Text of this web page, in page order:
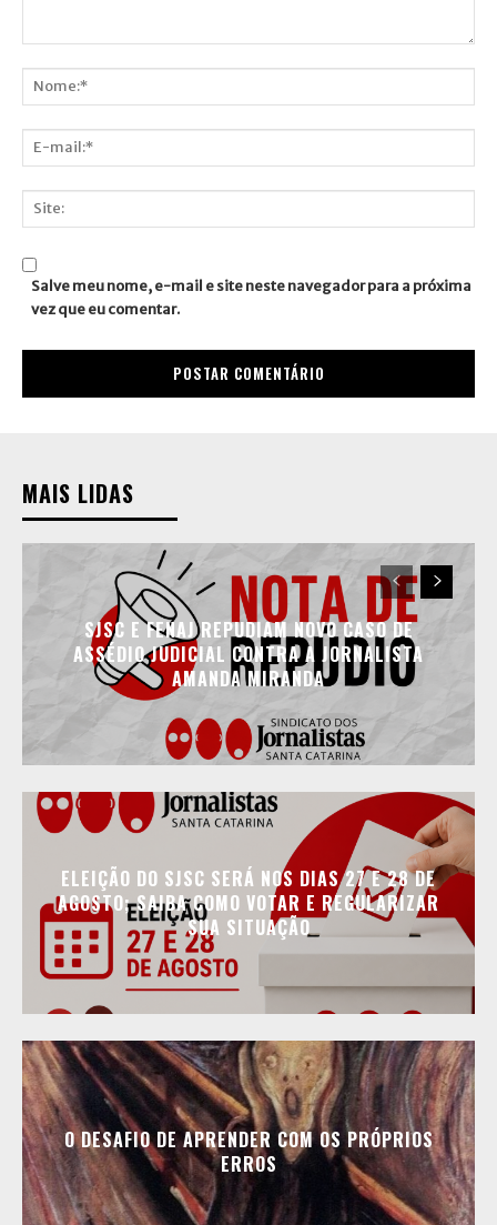
mail:*
Salve meu nome, e-mail e site neste navegador para a próxima
vez que eu comentar.
MAIS LIDAS
SJSC E FENAJ REPUDIAM NOVO CASO DE
ASSÉDIO JUDICIAL CONTRA A JORNALISTA
AMANDA MIRANDA
ELEIÇÃO DO SJSC SERÁ NOS DIAS 27 E 28 DE
AGOSTO; SAIBA COMO VOTAR E REGULARIZAR
SUA SITUAÇÃO
O DESAFIO DE APRENDER COM OS PRÓPRIOS
ERROS